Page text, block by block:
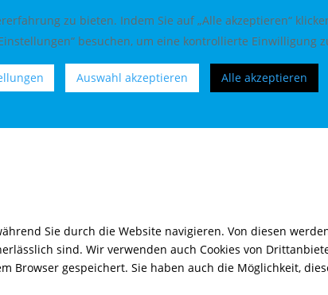
zu bieten. Indem Sie auf „Alle akzeptieren“
besuchen, um eine kontrollierte Einwilligung
Auswahl akzeptieren Alle akzeptieren
Sie durch die Website navigieren. Von diesen
sind. Wir verwenden auch Cookies von
gespeichert. Sie haben auch die Möglichkeit,